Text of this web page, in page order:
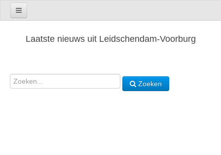
Laatste nieuws uit Leidschendam-Voorburg
Zoeken